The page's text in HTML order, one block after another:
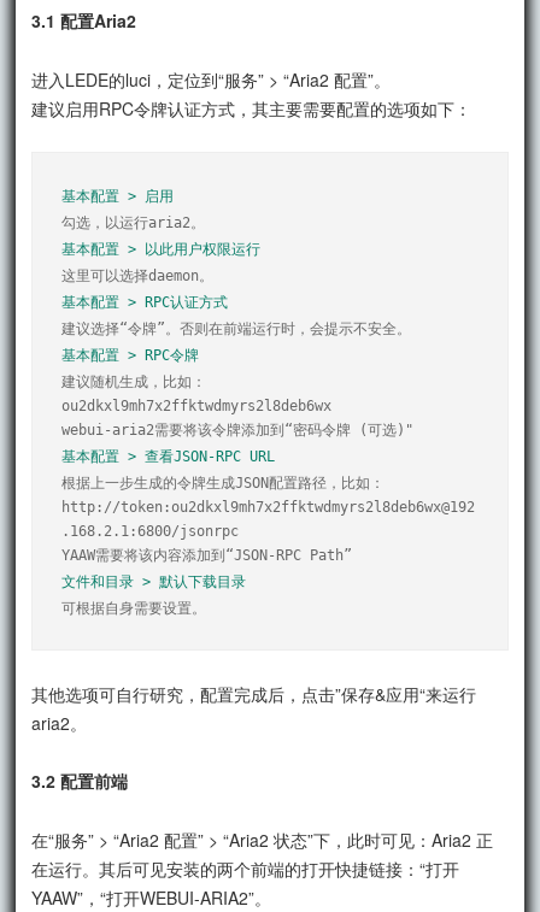
3.1 配置Aria2
进入LEDE的luci，定位到“服务” > “Aria2 配置”。
建议启用RPC令牌认证方式，其主要需要配置的选项如下：
基本配置 > 启用
基本配置 > 以此用户权限运行
基本配置 > RPC认证方式
基本配置 > RPC令牌
建议随机生成，比如：
ou2dkxl9mh7x2ffktwdmyrs2l8deb6wx
基本配置 > 查看JSON-RPC URL
根据上一步生成的令牌生成JSON配置路径，比如：
http://token:ou2dkxl9mh7x2ffktwdmyrs2l8deb6wx@192
.168.2.1:6800/jsonrpc
文件和目录 > 默认下载目录
可根据自身需要设置。
其他选项可自行研究，配置完成后，点击”保存&应用“来运行
aria2。
3.2 配置前端
在“服务” > “Aria2 配置” > “Aria2 状态”下，此时可见：Aria2 正
在运行。其后可见安装的两个前端的打开快捷链接：“打开
YAAW”，“打开WEBUI-ARIA2”。